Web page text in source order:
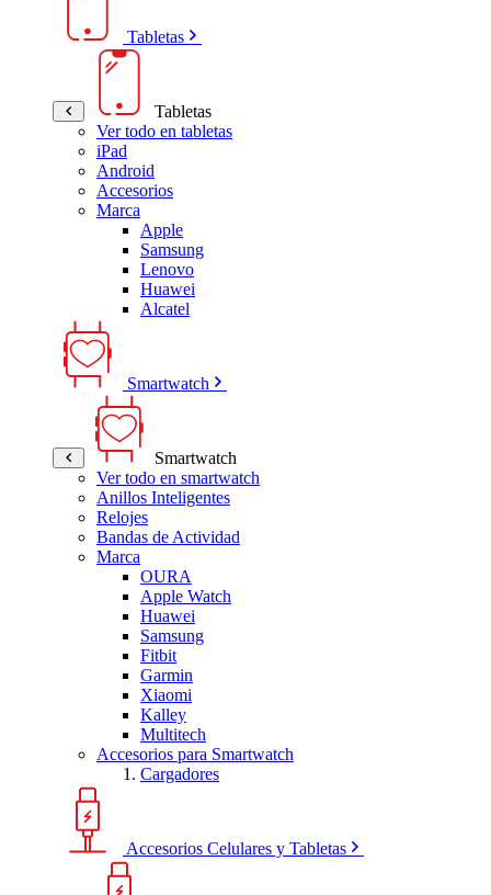
Tabletas
Tabletas
Ver todo en tabletas
iPad
Android
Accesorios
Marca
Apple
Samsung
Lenovo
Huawei
Alcatel
Smartwatch
Smartwatch
Ver todo en smartwatch
Anillos Inteligentes
Relojes
Bandas de Actividad
Marca
OURA
Apple Watch
Huawei
Samsung
Fitbit
Garmin
Xiaomi
Kalley
Multitech
Accesorios para Smartwatch
Cargadores
Accesorios Celulares y Tabletas